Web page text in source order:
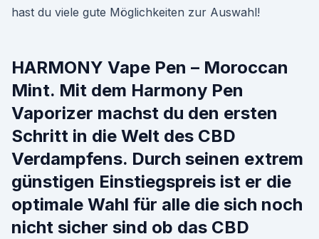
hast du viele gute Möglichkeiten zur Auswahl!
HARMONY Vape Pen – Moroccan
Mint. Mit dem Harmony Pen
Vaporizer machst du den ersten
Schritt in die Welt des CBD
Verdampfens. Durch seinen extrem
günstigen Einstiegspreis ist er die
optimale Wahl für alle die sich noch
nicht sicher sind ob das CBD